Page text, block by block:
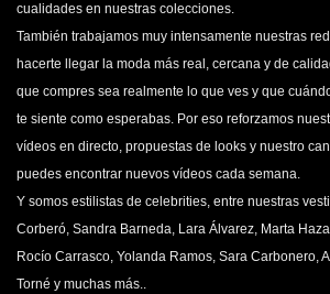
cualidades en nuestras colecciones.
También trabajamos muy intensamente nuestras
hacerte llegar la moda más real, cercana y de
que compres sea realmente lo que ves y que
te siente como esperabas. Por eso reforzamos
vídeos en directo, propuestas de looks y nuestro
puedes encontrar nuevos vídeos cada semana.
Y somos estilistas de celebrities, entre nuestras
Corberó, Sandra Barneda, Lara Álvarez, Marta
Rocío Carrasco, Yolanda Ramos, Sara Carbonero,
Torné y muchas más..